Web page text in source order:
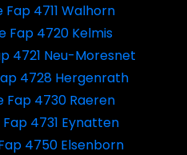
4711 Walhorn
Fap 4720 Kelmis
4721 Neu-Moresnet
4728 Hergenrath
Fap 4730 Raeren
4731 Eynatten
4750 Elsenborn